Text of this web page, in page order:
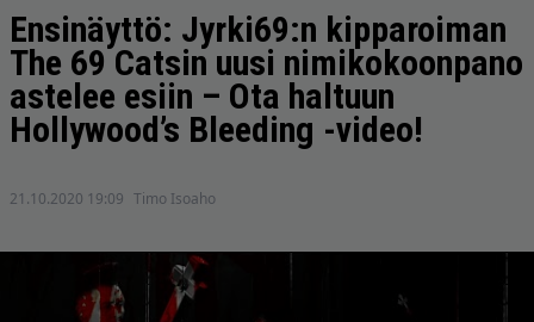
Ensinäyttö: Jyrki69:n kipparoiman
The 69 Catsin uusi nimikokoonpano
astelee esiin – Ota haltuun
Hollywood’s Bleeding -video!
21.10.2020 19:09 Timo Isoaho